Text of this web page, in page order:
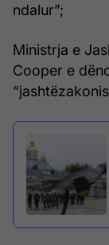
ndalur”;
Ministrja e
Cooper e